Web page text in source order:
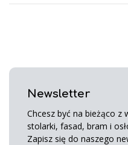
Newsletter
Chcesz być na bieżąco z
stolarki, fasad, bram i
Zapisz się do naszego